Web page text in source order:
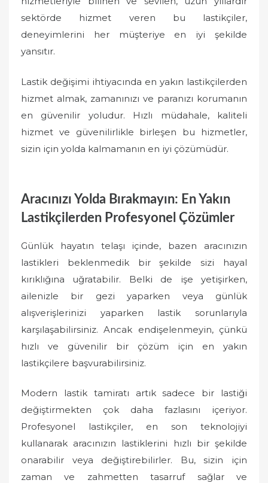
sektörde hizmet veren bu lastikçiler,
deneyimlerini her müşteriye en iyi şekilde
yansıtır.
Lastik değişimi ihtiyacında en yakın lastikçilerden
hizmet almak, zamanınızı ve paranızı korumanın
en güvenilir yoludur. Hızlı müdahale, kaliteli
hizmet ve güvenilirlikle birleşen bu hizmetler,
sizin için yolda kalmamanın en iyi çözümüdür.
Aracınızı Yolda Bırakmayın: En Yakın
Lastikçilerden Profesyonel Çözümler
Günlük hayatın telaşı içinde, bazen aracınızın
lastikleri beklenmedik bir şekilde sizi hayal
kırıklığına uğratabilir. Belki de işe yetişirken,
ailenizle bir gezi yaparken veya günlük
alışverişlerinizi yaparken lastik sorunlarıyla
karşılaşabilirsiniz. Ancak endişelenmeyin, çünkü
hızlı ve güvenilir bir çözüm için en yakın
lastikçilere başvurabilirsiniz.
Modern lastik tamiratı artık sadece bir lastiği
değiştirmekten çok daha fazlasını içeriyor.
Profesyonel lastikçiler, en son teknolojiyi
kullanarak aracınızın lastiklerini hızlı bir şekilde
onarabilir veya değiştirebilirler. Bu, sizin için
zaman ve zahmetten tasarruf sağlar ve